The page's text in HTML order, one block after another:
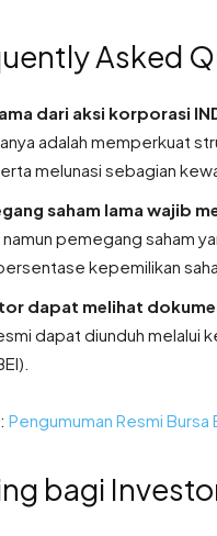
Asked
dari aksi korporasi
adalah memperkuat
melunasi sebagian
saham lama wajib
namun pemegang saham
kepemilikan
dapat melihat
dapat diunduh melalui
Pengumuman Resmi
bagi